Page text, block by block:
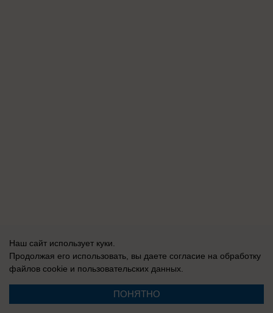
Наш сайт использует куки.
Продолжая его использовать, вы даете согласие на обработку
файлов cookie и пользовательских данных.
ПОНЯТНО